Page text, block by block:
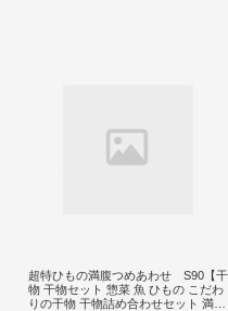
超特ひもの満腹つめあわせ S90【干
物 干物セット 惣菜 魚 ひもの こだわ
りの干物 干物詰め合わせセット 満腹